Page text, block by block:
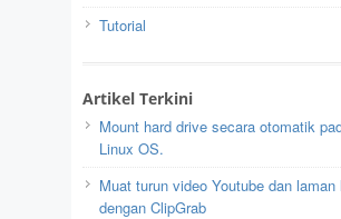
Tutorial
Artikel Terkini
Mount hard drive secara otomatik
Linux OS.
Muat turun video Youtube dan laman
dengan ClipGrab